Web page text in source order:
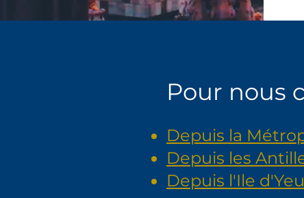
Pour nous
Depuis la
Depuis les
Depuis l'Ile